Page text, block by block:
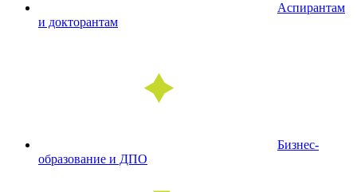
Аспирантам
и докторантам
Бизнес-
образование и ДПО